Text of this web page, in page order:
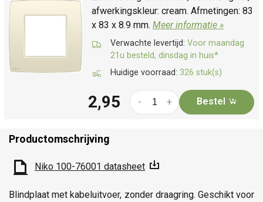
afwerkingskleur: cream. Afmetingen: 83
x 83 x 8.9 mm. Meer informatie »
Verwachte levertijd: Voor maandag
21u besteld, dinsdag in huis*
Huidige voorraad: 326 stuk(s)
2,95 +
- Bestel
Productomschrijving
Niko 100-76001 datasheet
Blindplaat met kabeluitvoer, zonder draagring. Geschikt voor